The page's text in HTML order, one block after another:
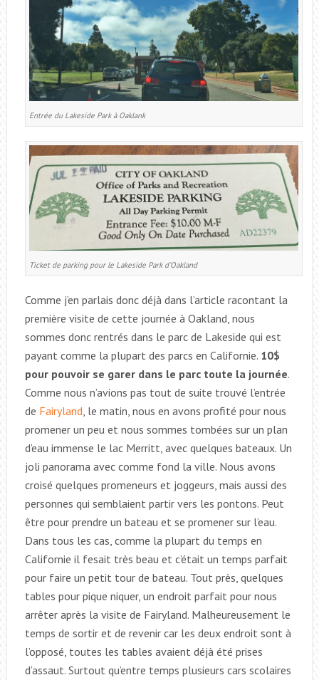
Entrée du Lakeside Park à Oaklank
Ticket de parking pour le Lakeside Park d’Oakland
Comme j’en parlais donc déjà dans l’article racontant la
première visite de cette journée à Oakland, nous
sommes donc rentrés dans le parc de Lakeside qui est
payant comme la plupart des parcs en Californie. 10$
pour pouvoir se garer dans le parc toute la journée.
Comme nous n’avions pas tout de suite trouvé l’entrée
de Fairyland , le matin, nous en avons profité pour nous
promener un peu et nous sommes tombées sur un plan
d’eau immense le lac Merritt, avec quelques bateaux. Un
joli panorama avec comme fond la ville. Nous avons
croisé quelques promeneurs et joggeurs, mais aussi des
personnes qui semblaient partir vers les pontons. Peut
être pour prendre un bateau et se promener sur l’eau.
Dans tous les cas, comme la plupart du temps en
Californie il fesait très beau et c’était un temps parfait
pour faire un petit tour de bateau. Tout près, quelques
tables pour pique niquer, un endroit parfait pour nous
arrêter après la visite de Fairyland. Malheureusement le
temps de sortir et de revenir car les deux endroit sont à
l’opposé, toutes les tables avaient déjà été prises
d’assaut. Surtout qu’entre temps plusieurs cars scolaires